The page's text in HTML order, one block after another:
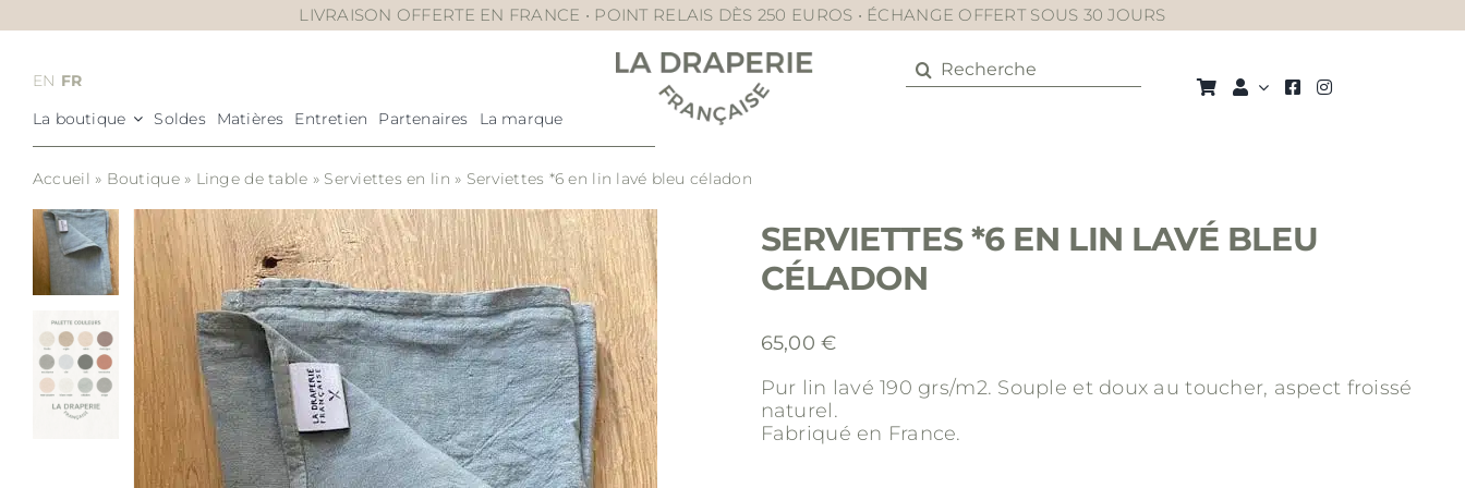
au
LIVRAISON OFFERTE EN FRANCE • POINT RELAIS DÈS 250 EUROS • ÉCHANGE OFFERT SOUS 30 JOURS
EN FR
La boutique
Soldes Matières Entretien Partenaires La marque
Rechercher:
Accueil » Boutique» Linge de table » Serviettes en lin » Serviettes *6 en lin lavé bleu céladon
SERVIETTES *6 EN LIN LAVÉ BLEU
CÉLADON
65,00€
Pur lin lavé 190 grs/m2. Souple et doux au toucher, aspect froissé
naturel.
Fabriqué en France.